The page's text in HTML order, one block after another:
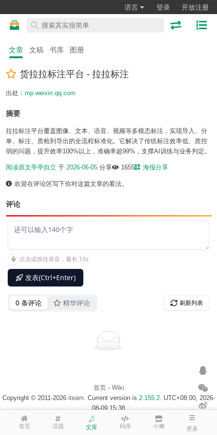
语言 登录 开放注册
首页 话题 文库 码库 小摊 更多
文章 文稿 书库 图册
货拉拉标注平台 - 拉拉标注
出处： mp.weixin.qq.com
摘要
拉拉标注平台覆盖图像、文本、语音、视频等多模态标注，实现导入、分
单、标注、质检到导出的全流程标准化。它解决了传统标注效率低、质控
弱的问题，提升效率100%以上，准确率超99%，支撑AI训练与业务判定。
阅读原文亭亭自立 于 2026-06-05 分享 1655 海报分享
欢迎在评论区写下你对这篇文章的看法。
评论
首页- Wiki
Copyright © 2011-2026 iteam. Current version is 2.155.2. UTC+08:00, 2026-
08-09 15:38
浙ICP备14020137号-1 $访客地图$